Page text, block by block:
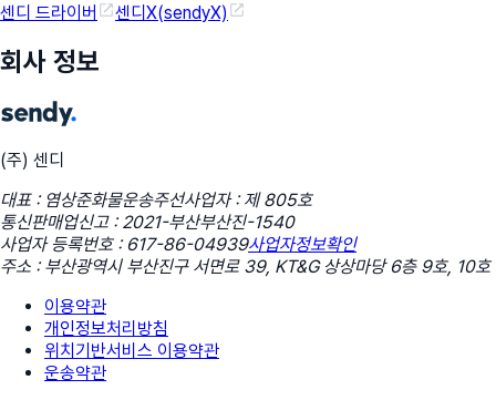
센디 드라이버 센디X(sendyX)
회사 정보
(주) 센디
대표 : 염상준화물운송주선사업자 : 제 805호
통신판매업신고 : 2021-부산부산진-1540
사업자 등록번호 : 617-86-04939사업자정보확인
주소 : 부산광역시 부산진구 서면로 39, KT&G 상상마당 6층 9호, 10호
이용약관
개인정보처리방침
위치기반서비스 이용약관
운송약관